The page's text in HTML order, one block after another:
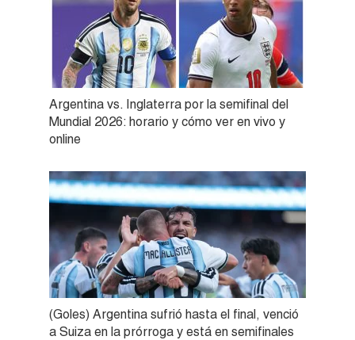
Argentina vs. Inglaterra por la semifinal del
Mundial 2026: horario y cómo ver en vivo y
online
(Goles) Argentina sufrió hasta el final, venció
a Suiza en la prórroga y está en semifinales